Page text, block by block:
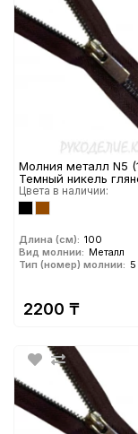
Молния металл N5
Темный никель
Цвета в наличии:
Длина (см): 100
Вид молнии: Металл
Тип (номер) молнии: 5
2200 ₸